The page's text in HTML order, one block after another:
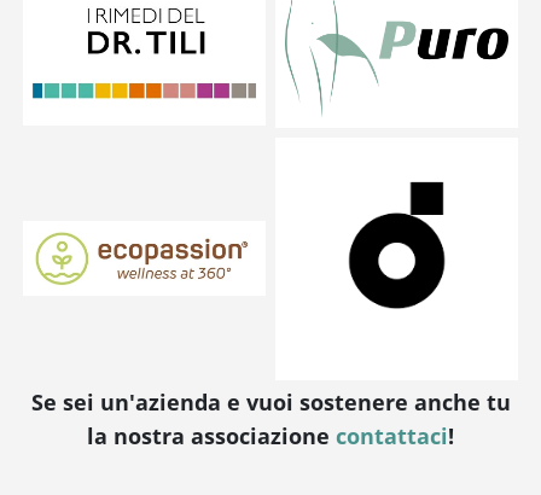
Se sei un'azienda e vuoi sostenere anche tu
la nostra associazione contattaci!